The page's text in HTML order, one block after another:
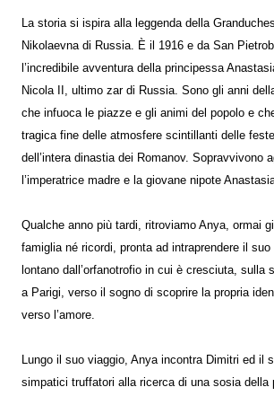
La storia si ispira alla leggenda della
Nikolaevna di Russia. È il 1916 e da San
l’incredibile avventura della principessa
Nicola II, ultimo zar di Russia. Sono gli anni
che infuoca le piazze e gli animi del popolo e
tragica fine delle atmosfere scintillanti delle
dell’intera dinastia dei Romanov. Sopravvivono
l’imperatrice madre e la giovane nipote
Qualche anno più tardi, ritroviamo Anya, ormai
famiglia né ricordi, pronta ad intraprendere il
lontano dall’orfanotrofio in cui è cresciuta, sulla
a Parigi, verso il sogno di scoprire la propria
verso l’amore.
Lungo il suo viaggio, Anya incontra Dimitri ed il
simpatici truffatori alla ricerca di una sosia della